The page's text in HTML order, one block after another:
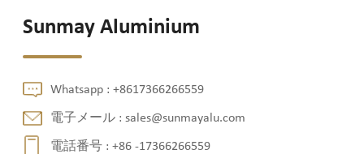
Sunmay Aluminium
Whatsapp :+8617366266559
電子メール :sales@sunmayalu.com
電話番号 :+86 -17366266559